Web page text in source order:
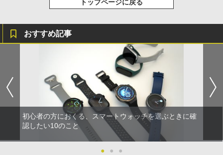
トップページに戻る
おすすめ記事
初心者の方におくる、スマートウォッチを選ぶときに確
認したい10のこと
● ● ●